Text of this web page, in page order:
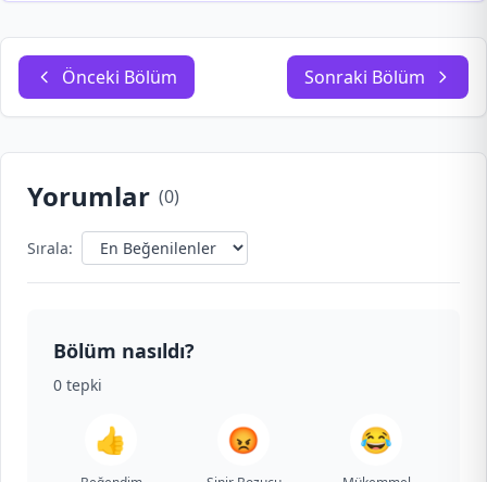
Önceki Bölüm Sonraki Bölüm
Yorumlar (0)
Sırala:
Bölüm nasıldı?
0 tepki
👍 😡 😂